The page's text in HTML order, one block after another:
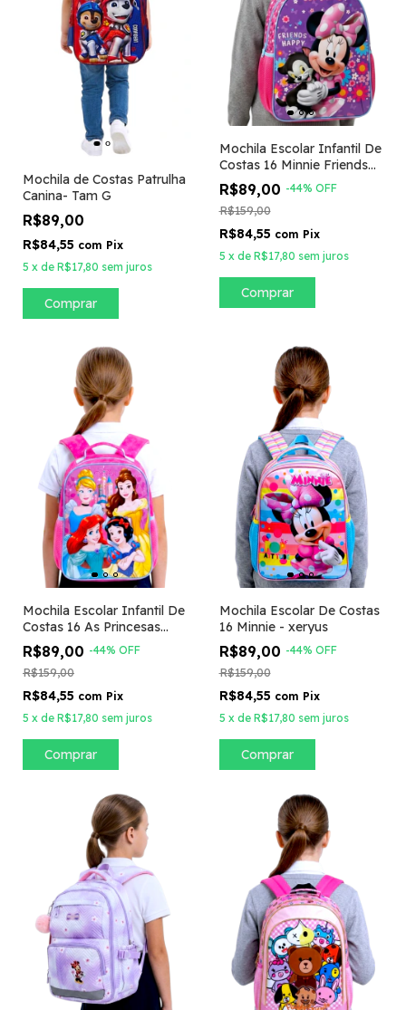
Mochila de Costas Patrulha
Canina- Tam G
R$89,00
R$84,55 com Pix
5 x de R$17,80 sem juros
Mochila Escolar Infantil De
Costas 16 Minnie Friends
Happy Tamanho G
R$89,00 -44% OFF
R$159,00
R$84,55 com Pix
5 x de R$17,80 sem juros
Comprar
Mochila Escolar Infantil De
Costas 16 As Princesas
Disney Cinderela
R$89,00 -44% OFF
R$159,00
R$84,55 com Pix
5 x de R$17,80 sem juros
Comprar
Mochila Escolar De Costas
16 Minnie - xeryus
R$89,00 -44% OFF
R$159,00
R$84,55 com Pix
5 x de R$17,80 sem juros
Comprar